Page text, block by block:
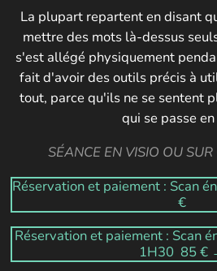
La plupart repartent en disant
mettre des mots là-dessus
s'est allégé physiquement
fait d'avoir des outils précis à
tout, parce qu'ils ne se sentent
qui se passe
SÉANCE EN VISIO OU
Réservation et paiement : Scan
€
Réservation et paiement : Scan
1H30 85 €